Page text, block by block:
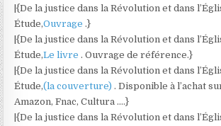
|{De la justice dans la Révolution et dans
Étude,Ouvrage.}
|{De la justice dans la Révolution et dans
Étude,Le livre. Ouvrage de référence.}
|{De la justice dans la Révolution et dans
Étude,(la couverture). Disponible à l’achat
Amazon, Fnac, Cultura ….}
|{De la justice dans la Révolution et dans